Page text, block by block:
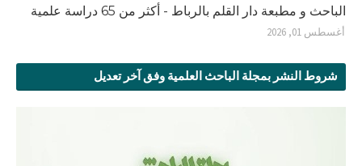
الباحث و مطبعة دار القلم بالرباط - أكثر من 65 دراسة علمية
أغسطس 01, 2026
شروط النشر بمجلة الباحث العلمية وفق آخر تعديل